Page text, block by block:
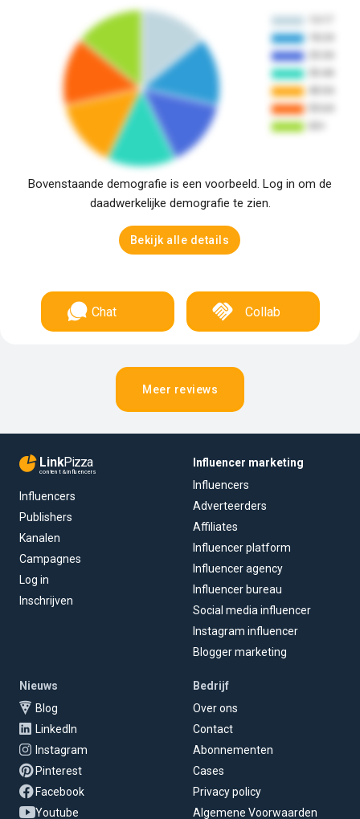
Bovenstaande demografie is een voorbeeld. Log in om de
daadwerkelijke demografie te zien.
Bekijk alle details
Chat Collab
Meer reviews
LinkPizza
content & influencers
Influencers
Publishers
Kanalen
Campagnes
Log in
Inschrijven
Influencer marketing
Influencers
Adverteerders
Affiliates
Influencer platform
Influencer agency
Influencer bureau
Social media influencer
Instagram influencer
Blogger marketing
Nieuws
Blog
LinkedIn
Instagram
Pinterest
Facebook
Youtube
Bedrijf
Over ons
Contact
Abonnementen
Cases
Privacy policy
Algemene Voorwaarden